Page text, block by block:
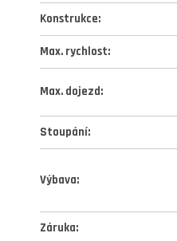
Konstrukce:
Max. rychlost:
Max. dojezd:
Stoupání:
Výbava:
Záruka: